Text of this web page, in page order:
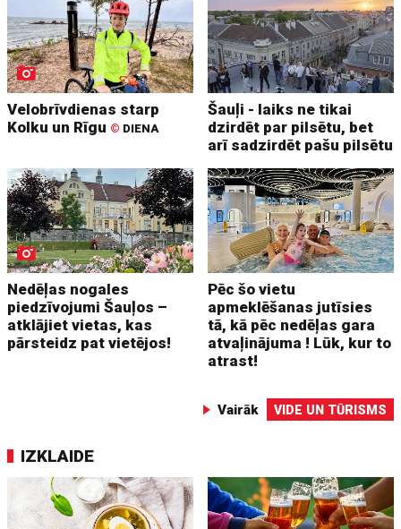
Velobrīvdienas starp
Kolku un Rīgu © DIENA
Šauļi - laiks ne tikai
dzirdēt par pilsētu, bet
arī sadzirdēt pašu pilsētu
Nedēļas nogales
piedzīvojumi Šauļos –
atklājiet vietas, kas
pārsteidz pat vietējos!
Pēc šo vietu
apmeklēšanas jutīsies
tā, kā pēc nedēļas gara
atvaļinājuma ! Lūk, kur to
atrast!
Vairāk VIDE UN TŪRISMS
IZKLAIDE